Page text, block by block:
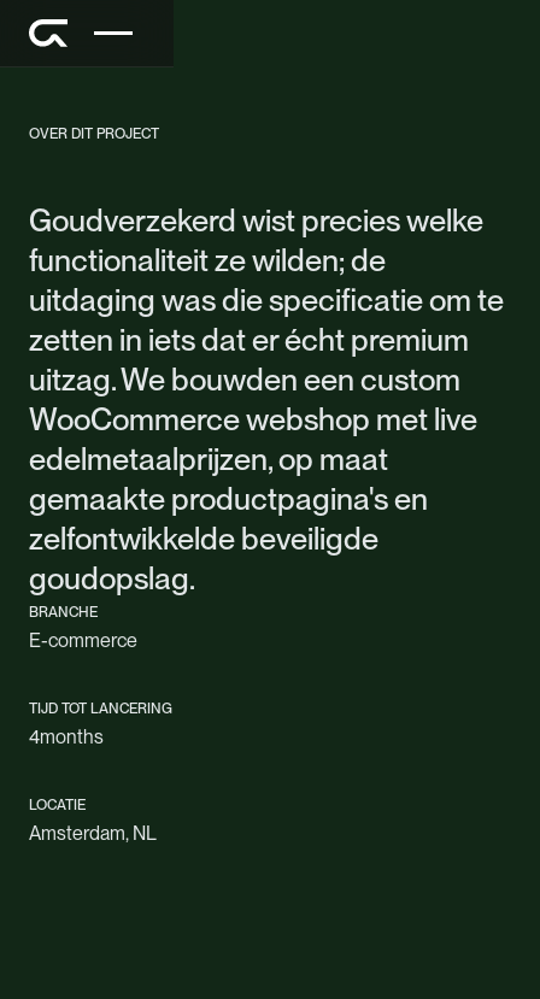
gecertificeerd goud, zilver, platina, palladium en
OVER DIT PROJECT
Goudverzekerd wist precies welke
functionaliteit ze wilden; de
uitdaging was die specificatie om te
zetten in iets dat er écht premium
uitzag. We bouwden een custom
WooCommerce webshop met live
edelmetaalprijzen, op maat
gemaakte productpagina's en
zelfontwikkelde beveiligde
goudopslag.
BRANCHE
E-commerce
TIJD TOT LANCERING
4months
LOCATIE
Amsterdam, NL